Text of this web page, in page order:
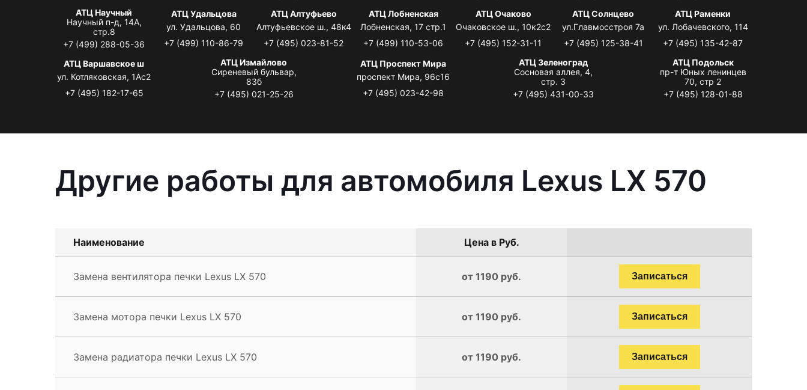
АТЦ Научный
Научный п-д, 14А,
стр.8
+7 (499) 288-05-36
АТЦ Удальцова
ул. Удальцова, 60
+7 (499) 110-86-79
АТЦ Алтуфьево
Алтуфьевское ш., 48к4
+7 (495) 023-81-52
АТЦ Лобненская
Лобненская, 17 стр.1
+7 (499) 110-53-06
АТЦ Очаково
Очаковское ш., 10к2с2
+7 (495) 152-31-11
АТЦ Солнцево
ул.Главмосстроя 7а
+7 (495) 125-38-41
АТЦ Раменки
ул. Лобачевского, 114
+7 (495) 135-42-87
АТЦ Варшавское ш
ул. Котляковская, 1Ас2
+7 (495) 182-17-65
АТЦ Измайлово
Сиреневый бульвар,
83б
+7 (495) 021-25-26
АТЦ Проспект Мира
проспект Мира, 96с16
+7 (495) 023-42-98
АТЦ Зеленоград
Сосновая аллея, 4,
стр. 3
+7 (495) 431-00-33
АТЦ Подольск
пр-т Юных ленинцев
70, стр 2
+7 (495) 128-01-88
Другие работы для автомобиля Lexus LX 570
Наименование Цена в Руб.
Замена вентилятора печки Lexus LX 570 от 1190 руб. Записаться
Замена мотора печки Lexus LX 570 от 1190 руб. Записаться
Замена радиатора печки Lexus LX 570 от 1190 руб. Записаться